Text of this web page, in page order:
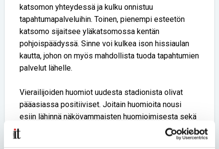
katsomon yhteydessä ja kulku onnistuu
tapahtumapalveluihin. Toinen, pienempi esteetön
katsomo sijaitsee yläkatsomossa kentän
pohjoispäädyssä. Sinne voi kulkea ison hissiaulan
kautta, johon on myös mahdollista tuoda tapahtumien
palvelut lähelle.
Vierailijoiden huomiot uudesta stadionista olivat
pääasiassa positiiviset. Joitain huomioita nousi
esiin lähinnä näkövammaisten huomioimisesta sekä
pukuhuoneen varusteista ja vierailijakeskuksen
korkeasta asiointitiskistä, jonka ääreen ei pääse